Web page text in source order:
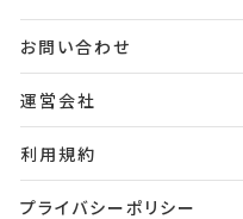
お問い合わせ
運営会社
利用規約
プライバシーポリシー